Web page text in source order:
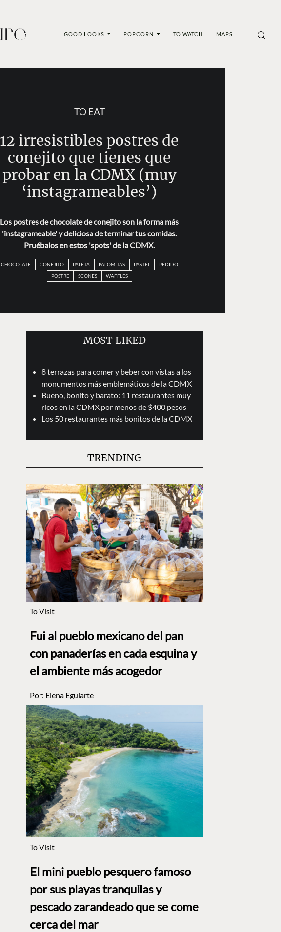
GOOD LOOKS POPCORN TO WATCH MAPS
TO EAT
12 irresistibles postres de
conejito que tienes que
probar en la CDMX (muy
‘instagrameables’)
Los postres de chocolate de conejito son la forma más
'instagrameable' y deliciosa de terminar tus comidas.
Pruébalos en estos 'spots' de la CDMX.
CHOCOLATE CONEJITO PALETA PALOMITAS PASTEL
PEDIDO
POSTRE
SCONES WAFFLES
MOST LIKED
8 terrazas para comer y beber con vistas a los
monumentos más emblemáticos de la CDMX
Bueno, bonito y barato: 11 restaurantes muy
ricos en la CDMX por menos de $400 pesos
Los 50 restaurantes más bonitos de la CDMX
TRENDING
To Visit
Fui al pueblo mexicano del pan
con panaderías en cada esquina y
el ambiente más acogedor
Por: Elena Eguiarte
To Visit
El mini pueblo pesquero famoso
por sus playas tranquilas y
pescado zarandeado que se come
cerca del mar